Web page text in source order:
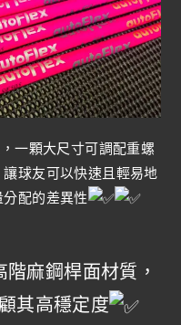
一顆大尺寸可調配重螺
球友可以快速且輕易地
配的差異性
麻鋼桿面材質，
其高穩定度